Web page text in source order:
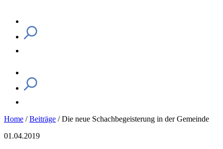
Home /Beiträge /Die neue Schachbegeisterung in der Gemeinde
01.04.2019